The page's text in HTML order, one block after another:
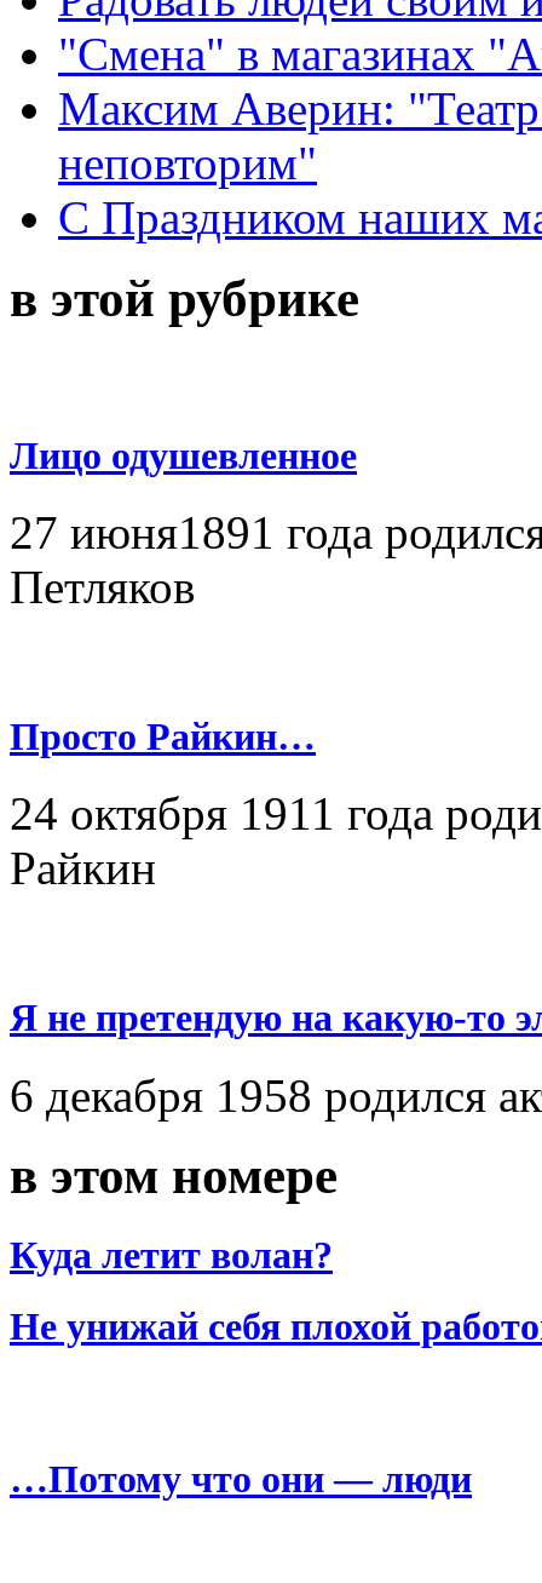
"Смена" в магазинах
Максим Аверин:
неповторим"
С Праздником наших
в этой рубрике
Лицо одушевленное
27 июня1891 года
Петляков
Просто Райкин…
24 октября 1911 года
Райкин
Я не претендую на какую-то
6 декабря 1958 родился
в этом номере
Куда летит волан?
Не унижай себя плохой
…Потому что они — люди